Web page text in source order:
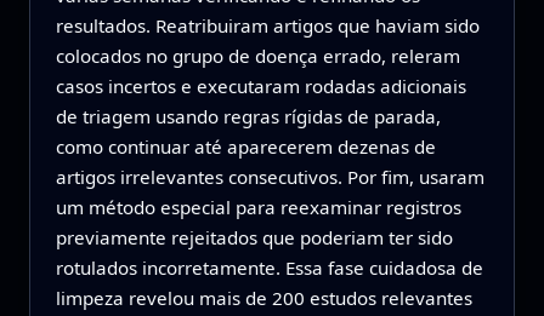
resultados. Reatribuiram artigos que haviam sido
colocados no grupo de doença errado, releram
casos incertos e executaram rodadas adicionais
de triagem usando regras rígidas de parada,
como continuar até aparecerem dezenas de
artigos irrelevantes consecutivos. Por fim, usaram
um método especial para reexaminar registros
previamente rejeitados que poderiam ter sido
rotulados incorretamente. Essa fase cuidadosa de
limpeza revelou mais de 200 estudos relevantes